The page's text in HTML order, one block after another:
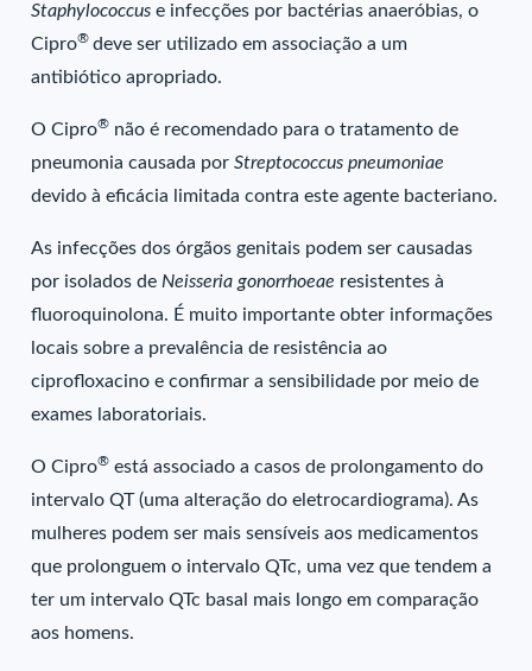
Staphylococcus e infecções por bactérias anaeróbias, o
Cipro® deve ser utilizado em associação a um
antibiótico apropriado.
O Cipro® não é recomendado para o tratamento de
pneumonia causada porStreptococcus pneumoniae
devido à eficácia limitada contra este agente bacteriano.
As infecções dos órgãos genitais podem ser causadas
por isolados de Neisseria gonorrhoeae resistentes à
fluoroquinolona. É muito importante obter informações
locais sobre a prevalência de resistência ao
ciprofloxacino e confirmar a sensibilidade por meio de
exames laboratoriais.
O Cipro® está associado a casos de prolongamento do
intervalo QT (uma alteração do eletrocardiograma). As
mulheres podem ser mais sensíveis aos medicamentos
que prolonguem o intervalo QTc, uma vez que tendem a
ter um intervalo QTc basal mais longo em comparação
aos homens.